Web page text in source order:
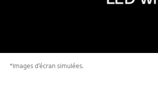
*Images d’écran simulées.